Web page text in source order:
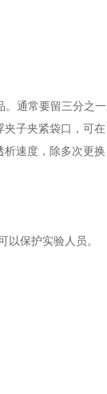
。通常要留三分之一
夹子夹紧袋口，可在
析速度，除多次更换
保护实验人员。